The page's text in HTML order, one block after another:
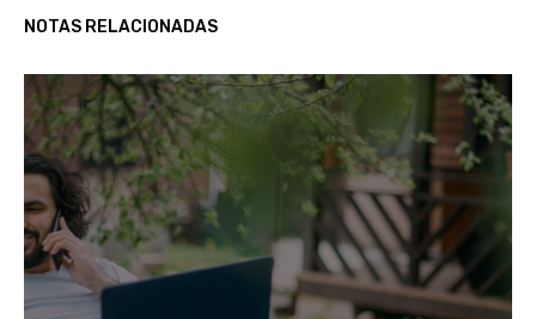
NOTAS RELACIONADAS